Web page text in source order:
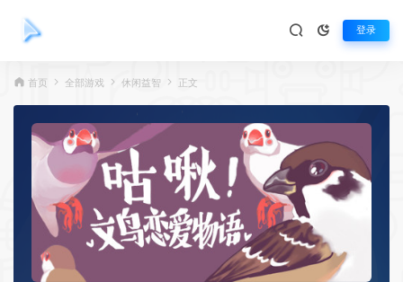
登录
首页 全部游戏 休闲益智 正文